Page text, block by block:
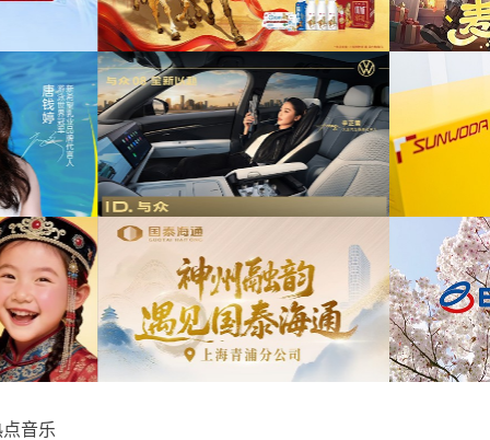
年中策略会提供音
为华为Vision智慧屏6鸿蒙智家技术发布会精
华剪项目提供音乐版权
为
馆马年限定礼盒宣传项
音乐版权
为《出发吧麦芬》2周年活动提供音乐版权
KOL摄影制作项目提供
版权
为欣旺达武汉商用车展宣发项目提供音乐版权
为
音乐